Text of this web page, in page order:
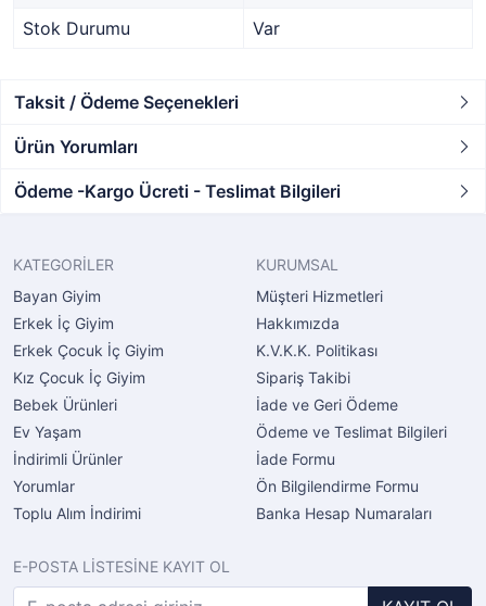
Stok Durumu
Var
Taksit / Ödeme Seçenekleri
Ürün Yorumları
Ödeme -Kargo Ücreti - Teslimat Bilgileri
KATEGORİLER
Bayan Giyim
Erkek İç Giyim
Erkek Çocuk İç Giyim
Kız Çocuk İç Giyim
Bebek Ürünleri
Ev Yaşam
İndirimli Ürünler
Yorumlar
Toplu Alım İndirimi
KURUMSAL
Müşteri Hizmetleri
Hakkımızda
K.V.K.K. Politikası
Sipariş Takibi
İade ve Geri Ödeme
Ödeme ve Teslimat Bilgileri
İade Formu
Ön Bilgilendirme Formu
Banka Hesap Numaraları
E-POSTA LİSTESİNE KAYIT OL